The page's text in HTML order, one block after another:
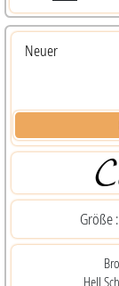
Größe :
Hell